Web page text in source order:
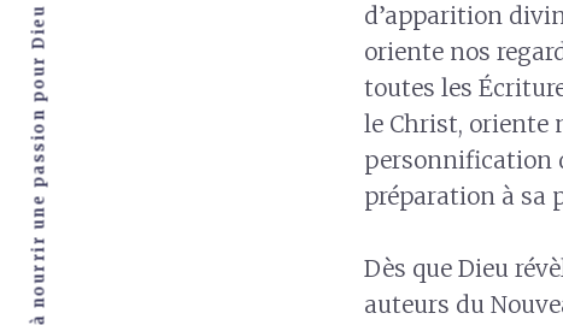
d’apparition
oriente nos
toutes les
le Christ, oriente
personnification
préparation à sa
Dès que Dieu
auteurs du
Vous aider à nourrir une passion pour Dieu